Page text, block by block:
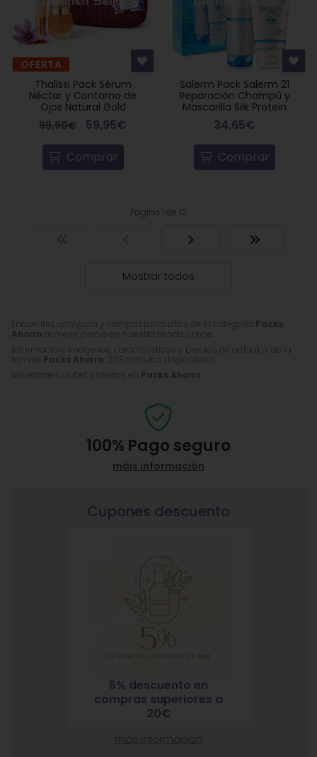
Encuentra, compara y compra productos de la categoría Packs
Ahorro al mejor precio en nuestra tienda online.
Información, imágenes, características y precios de artículos de la
familia Packs Ahorro . 203 artículos disponibles.
Novedades, outlet y ofertas en Packs Ahorro
OFERTA
Thalissi Pack Sérum
Néctar y Contorno de
Ojos Natural Gold
99,90€
59,95€
Comprar
Salerm Pack Salerm 21
Reparación Champú y
Mascarilla Silk Protein
34,65€
Comprar
Página 1 de 12
Mostrar todos
100% Pago seguro
máis información
Cupones descuento
5% descuento en
compras superiores a
20€
más información